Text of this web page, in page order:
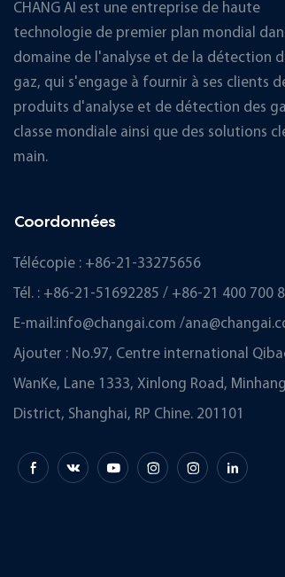
CHANG AI est une entreprise de haute
technologie de premier plan mondial
domaine de l'analyse et de la détection
gaz, qui s'engage à fournir à ses clients
produits d'analyse et de détection des
classe mondiale ainsi que des solutions
main.
Coordonnées
Télécopie : +86-21-33275656
Tél. : +86-21-51692285 / +86-21 400 700
E-mail:info@changai.com /
Ajouter : No.97, Centre international
WanKe, Lane 1333, Xinlong Road, Minhang
District, Shanghai, RP Chine. 201101